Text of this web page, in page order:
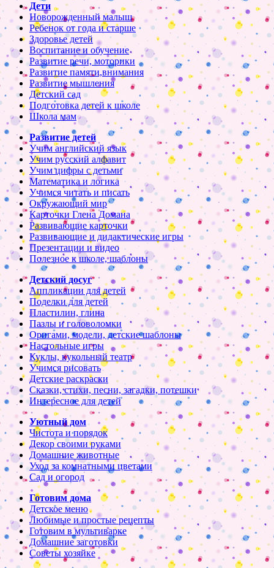
Дети
Новорожденный малыш
Ребенок от года и старше
Здоровье детей
Воспитание и обучение
Развитие речи, моторики
Развитие памяти,внимания
Развитие мышления
Детский сад
Подготовка детей к школе
Школа мам
Развитие детей
Учим английский язык
Учим русский алфавит
Учим цифры с детьми
Математика и логика
Учимся читать и писать
Окружающий мир
Карточки Глена Домана
Развивающие карточки
Развивающие и дидактические игры
Презентации и видео
Полезное к школе, шаблоны
Детский досуг
Аппликации для детей
Поделки для детей
Пластилин, глина
Пазлы и головоломки
Оригами, модели, детские шаблоны
Настольные игры
Куклы, кукольный театр
Учимся рисовать
Детские раскраски
Сказки, стихи, песни, загадки, потешки
Интересное для детей
Уютный дом
Чистота и порядок
Декор своими руками
Домашние животные
Уход за комнатными цветами
Сад и огород
Готовим дома
Детское меню
Любимые и простые рецепты
Готовим в мультиварке
Домашние заготовки
Советы хозяйке